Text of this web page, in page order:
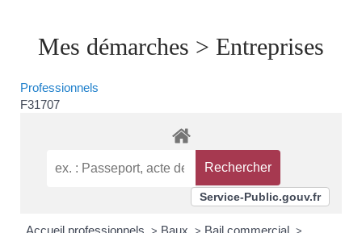
Mes démarches > Entreprises
Professionnels
F31707
Service-Public.gouv.fr